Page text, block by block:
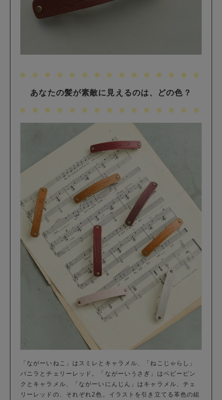
あなたの髪が素敵に見えるのは、どの色？
「ながーいねこ」はスミレとキャラメル、「ねこじゃらし」
バニラとチェリーレッド。「ながーいうさぎ」はベビーピン
クとキャラメル、「ながーいにんじん」はキャラメル、チェ
リーレッドの、それぞれ2色。イラストを引き立てる革色の組